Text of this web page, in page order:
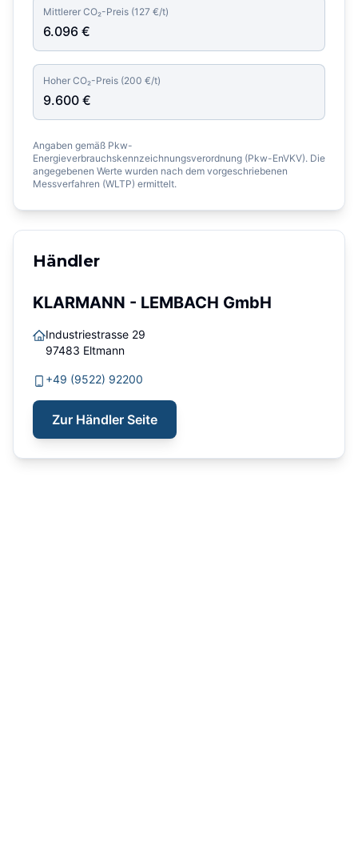
Mittlerer CO₂-Preis (127 €/t)
6.096 €
Hoher CO₂-Preis (200 €/t)
9.600 €
Angaben gemäß Pkw-
Energieverbrauchskennzeichnungsverordnung (Pkw-EnVKV). Die
angegebenen Werte wurden nach dem vorgeschriebenen
Messverfahren (WLTP) ermittelt.
Händler
KLARMANN - LEMBACH GmbH
Industriestrasse 29
97483 Eltmann
+49 (9522) 92200
Zur Händler Seite